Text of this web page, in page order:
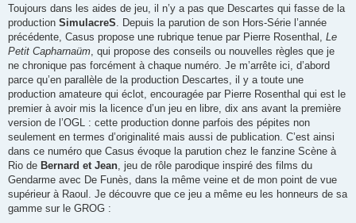
Toujours dans les aides de jeu, il n’y a pas que Descartes qui fasse de la
production SimulacreS . Depuis la parution de son Hors-Série l’année
précédente, Casus propose une rubrique tenue par Pierre Rosenthal, Le
Petit Capharnaüm , qui propose des conseils ou nouvelles règles que je
ne chronique pas forcément à chaque numéro. Je m’arrête ici, d’abord
parce qu’en parallèle de la production Descartes, il y a toute une
production amateure qui éclot, encouragée par Pierre Rosenthal qui est le
premier à avoir mis la licence d’un jeu en libre, dix ans avant la première
version de l’OGL : cette production donne parfois des pépites non
seulement en termes d’originalité mais aussi de publication. C’est ainsi
dans ce numéro que Casus évoque la parution chez le fanzine Scène à
Rio de Bernard et Jean , jeu de rôle parodique inspiré des films du
Gendarme avec De Funès, dans la même veine et de mon point de vue
supérieur à Raoul. Je découvre que ce jeu a même eu les honneurs de sa
gamme sur le GROG :